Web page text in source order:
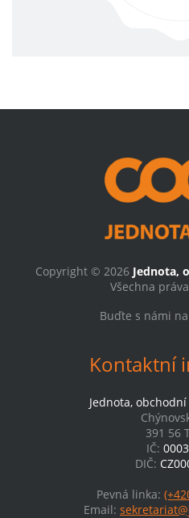
Copyright © 2026 Jednota,
Všechna
Buďte s námi na
Kontaktní
Jednota,
391 56
IČ:
DIČ:
Pevná linka:
Email: